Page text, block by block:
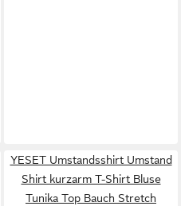
YESET Umstandsshirt Umstand
Shirt kurzarm T-Shirt Bluse
Tunika Top Bauch Stretch